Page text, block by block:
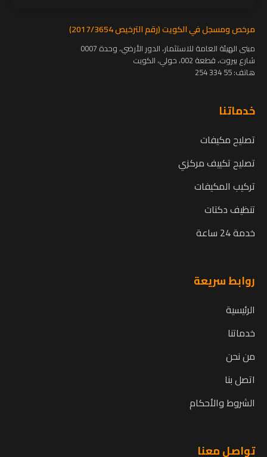
مرخص ومسجل في الكويت (رقم الترخيص 2017/3654)
مبنى الهيئة العامة للاستثمار، الدور الأرضي، وحدة 0007
شارع بيروت، قطعة 002، حولي، الكويت
هاتف:55 334 254
خدماتنا
تصليح مكيفات
تصليح تكييف مركزي
تركيب المكيفات
تنظيف دكتات
خدمة 24 ساعة
روابط سريعة
الرئيسية
خدماتنا
من نحن
اتصل بنا
الشروط والأحكام
تواصل معنا